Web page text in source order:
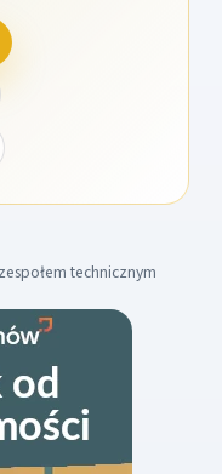
technicznym